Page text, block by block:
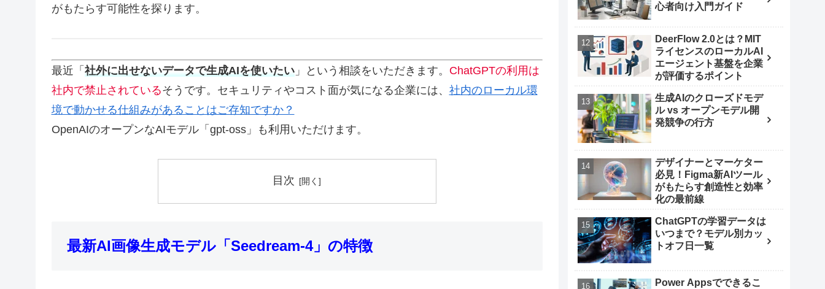
がもたらす可能性を探ります。
最近「 社外に出せないデータで生成AIを使いたい」という相談をいただきます。 ChatGPTの利用は
社内で禁止されているそうです。セキュリティやコスト面が気になる企業には、 社内のローカル環
境で動かせる仕組みがあることはご存知ですか？
OpenAIのオープンなAIモデル「gpt-oss」も利用いただけます。
目次
最新AI画像生成モデル「Seedream-4」の特徴
心者向け入門ガイド
DeerFlow 2.0とは？MIT
ライセンスのローカルAI
エージェント基盤を企業
が評価するポイント
生成AIのクローズドモデ
ル vs オープンモデル開
発競争の行方
デザイナーとマーケター
必見！Figma新AIツール
がもたらす創造性と効率
化の最前線
ChatGPTの学習データは
いつまで？モデル別カッ
トオフ日一覧
Power Appsでできるこ